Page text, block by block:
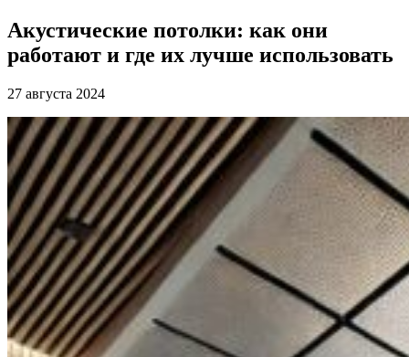
Акустические потолки: как они
работают и где их лучше использовать
27 августа 2024